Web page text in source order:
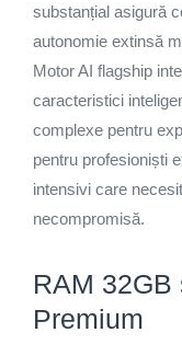
substanțial asigură
autonomie extinsă
Motor AI flagship
caracteristici
complexe pentru
pentru profesioniști
intensivi care
necompromisă.
RAM
Premium